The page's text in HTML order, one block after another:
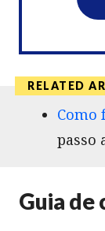
Como
passo
Guia de